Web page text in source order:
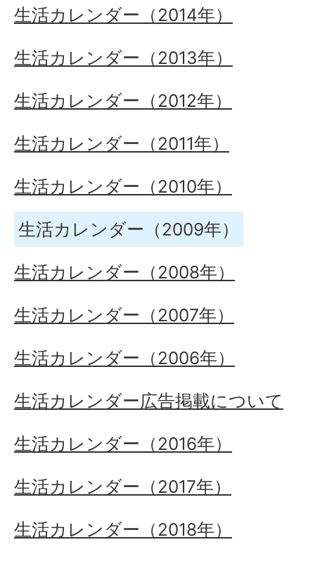
生活カレンダー（2014年）
生活カレンダー（2013年）
生活カレンダー（2012年）
生活カレンダー（2011年）
生活カレンダー（2010年）
生活カレンダー（2009年）
生活カレンダー（2008年）
生活カレンダー（2007年）
生活カレンダー（2006年）
生活カレンダー広告掲載について
生活カレンダー（2016年）
生活カレンダー（2017年）
生活カレンダー（2018年）